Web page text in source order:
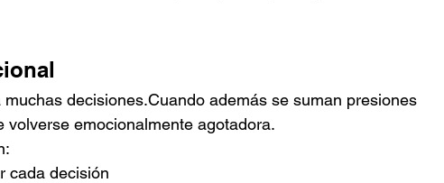
decisiones.Cuando además se suman presiones
volverse emocionalmente agotadora.
cada decisión